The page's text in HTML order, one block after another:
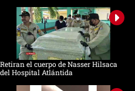
Retiran el cuerpo de Nasser Hilsaca
del Hospital Atlántida